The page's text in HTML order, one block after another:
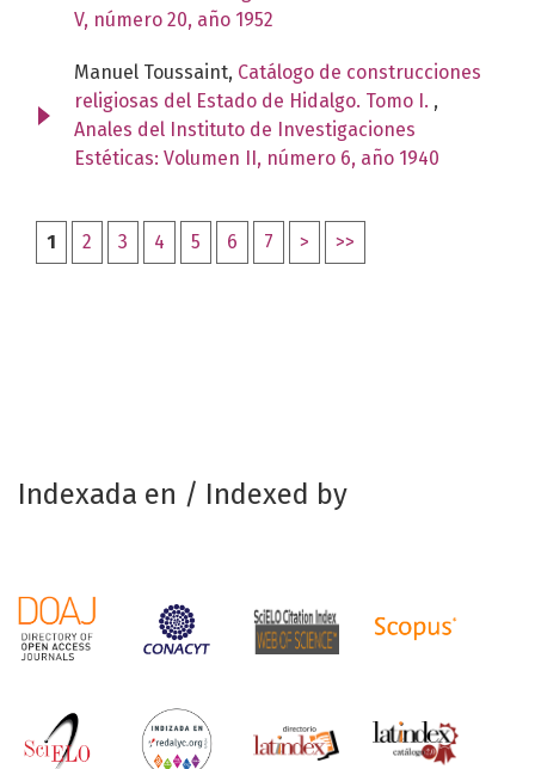
V, número 20, año 1952
Manuel Toussaint, Catálogo de construcciones
religiosas del Estado de Hidalgo. Tomo I. ,
Anales del Instituto de Investigaciones
Estéticas: Volumen II, número 6, año 1940
1 2 3 4 5 6 7 > >>
Indexada en / Indexed by